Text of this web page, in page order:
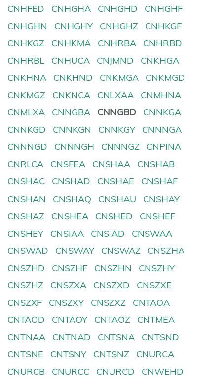
CNHFED CNHGHA CNHGHD
CNHGHF
CNHGHN
CNHGHY CNHGHZ
CNHKGF
CNHKGZ
CNHKMA CNHRBA
CNHRBD
CNHRBL
CNHUCA CNJMND
CNKHGA
CNKHNA
CNKHND CNKMGA
CNKMGD
CNKMGZ
CNKNCA CNLXAA
CNMHNA
CNMLXA
CNNGBA CNNGBD
CNNKGA
CNNKGD
CNNKGN CNNKGY
CNNNGA
CNNNGD
CNNNGH CNNNGZ
CNPINA
CNRLCA
CNSFEA CNSHAA
CNSHAB
CNSHAC
CNSHAD CNSHAE
CNSHAF
CNSHAN
CNSHAQ CNSHAU
CNSHAY
CNSHAZ
CNSHEA CNSHED
CNSHEF
CNSHEY
CNSIAA CNSIAD
CNSWAA
CNSWAD
CNSWAY CNSWAZ
CNSZHA
CNSZHD
CNSZHF CNSZHN
CNSZHY
CNSZHZ
CNSZXA CNSZXD
CNSZXE
CNSZXF
CNSZXY CNSZXZ
CNTAOA
CNTAOD
CNTAOY CNTAOZ
CNTMEA
CNTNAA
CNTNAD CNTSNA
CNTSND
CNTSNE
CNTSNY CNTSNZ
CNURCA
CNURCB
CNURCC CNURCD
CNWEHD